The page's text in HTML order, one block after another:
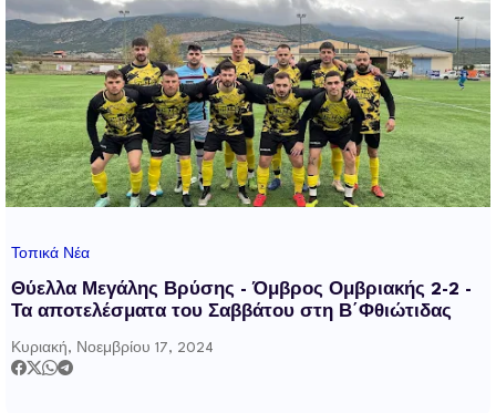
Τοπικά Νέα
Θύελλα Μεγάλης Βρύσης - Όμβρος Ομβριακής 2-2 -
Τα αποτελέσματα του Σαββάτου στη Β΄Φθιώτιδας
Κυριακή, Νοεμβρίου 17, 2024